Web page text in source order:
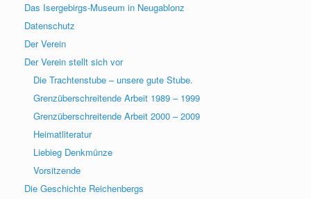
Das Isergebirgs-Museum in Neugablonz
Datenschutz
Der Verein
Der Verein stellt sich vor
Die Trachtenstube – unsere gute Stube.
Grenzüberschreitende Arbeit 1989 – 1999
Grenzüberschreitende Arbeit 2000 – 2009
Heimatliteratur
Liebieg Denkmünze
Vorsitzende
Die Geschichte Reichenbergs